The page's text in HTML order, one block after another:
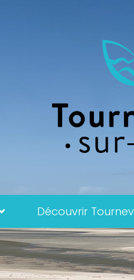
Découvrir